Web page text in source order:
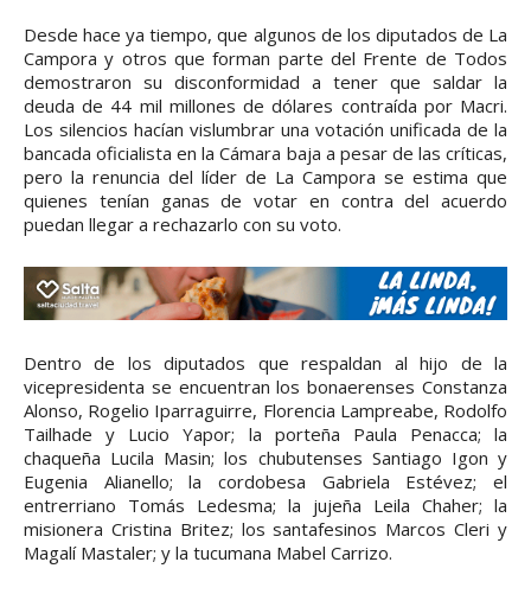
Desde hace ya tiempo, que algunos de los diputados de La
Campora y otros que forman parte del Frente de Todos
demostraron su disconformidad a tener que saldar la
deuda de 44 mil millones de dólares contraída por Macri.
Los silencios hacían vislumbrar una votación unificada de la
bancada oficialista en la Cámara baja a pesar de las críticas,
pero la renuncia del líder de La Campora se estima que
quienes tenían ganas de votar en contra del acuerdo
puedan llegar a rechazarlo con su voto.
Dentro de los diputados que respaldan al hijo de la
vicepresidenta se encuentran los bonaerenses Constanza
Alonso, Rogelio Iparraguirre, Florencia Lampreabe, Rodolfo
Tailhade y Lucio Yapor; la porteña Paula Penacca; la
chaqueña Lucila Masin; los chubutenses Santiago Igon y
Eugenia Alianello; la cordobesa Gabriela Estévez; el
entrerriano Tomás Ledesma; la jujeña Leila Chaher; la
misionera Cristina Britez; los santafesinos Marcos Cleri y
Magalí Mastaler; y la tucumana Mabel Carrizo.